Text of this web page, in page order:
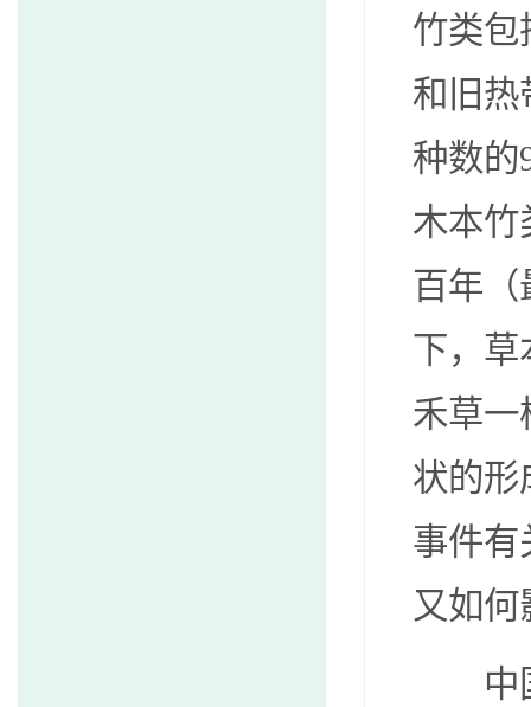
竹类包
和旧热
种数的
木本竹
百年（
下，草
禾草一
状的形
事件有
又如
中